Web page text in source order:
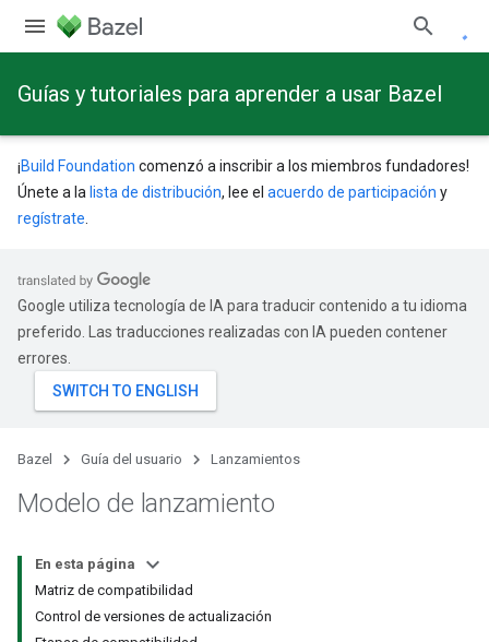
Guías y tutoriales para aprender a usar Bazel
¡Build Foundation comenzó a inscribir a los miembros fundadores!
Únete a la lista de distribución, lee el acuerdo de participación y
regístrate
Google utiliza tecnología de IA para traducir contenido a tu idioma
preferido. Las traducciones realizadas con IA pueden contener
errores.
Bazel Guía del usuario Lanzamientos
Modelo de lanzamiento
En esta página
Matriz de compatibilidad
Control de versiones de actualización